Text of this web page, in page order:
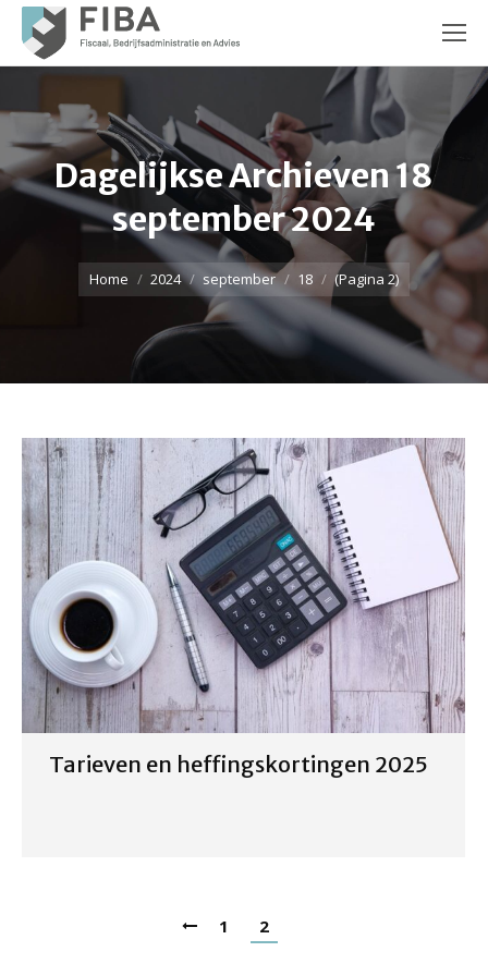
Dagelijkse Archieven18
september 2024
Je bent hier:
Home 2024 september 18 (Pagina 2)
Tarieven en heffingskortingen 2025
1 2